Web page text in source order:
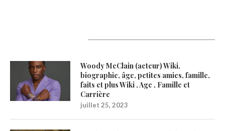
Woody McClain (acteur) Wiki,
biographie, âge, petites amies, famille,
faits et plus Wiki , Age , Famille et
Carrière
juillet 25, 2023